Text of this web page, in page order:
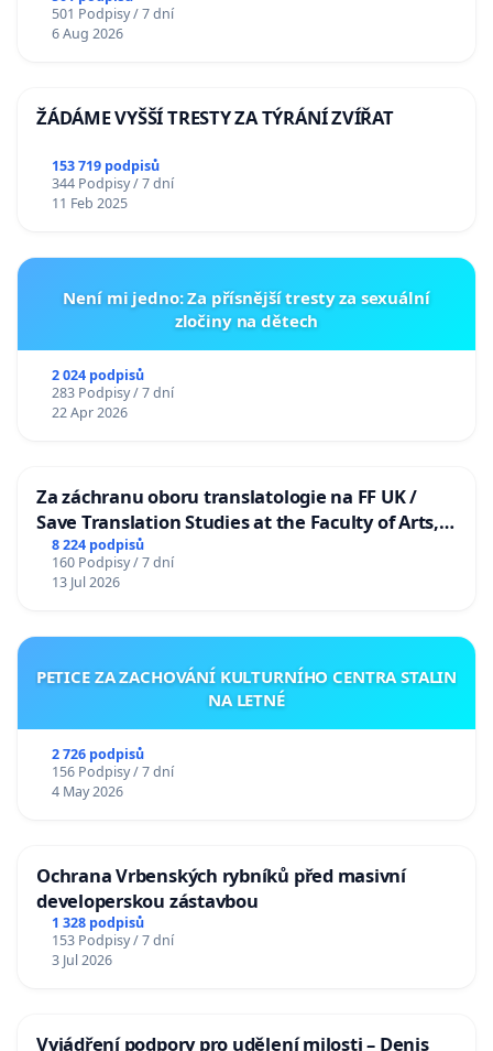
501 Podpisy / 7 dní
6 Aug 2026
ŽÁDÁME VYŠŠÍ TRESTY ZA TÝRÁNÍ ZVÍŘAT
153 719 podpisů
344 Podpisy / 7 dní
11 Feb 2025
Není mi jedno: Za přísnější tresty za sexuální
zločiny na dětech
2 024 podpisů
283 Podpisy / 7 dní
22 Apr 2026
Za záchranu oboru translatologie na FF UK /
Save Translation Studies at the Faculty of Arts,
Charles University
8 224 podpisů
160 Podpisy / 7 dní
13 Jul 2026
PETICE ZA ZACHOVÁNÍ KULTURNÍHO CENTRA STALIN
NA LETNÉ
2 726 podpisů
156 Podpisy / 7 dní
4 May 2026
Ochrana Vrbenských rybníků před masivní
developerskou zástavbou
1 328 podpisů
153 Podpisy / 7 dní
3 Jul 2026
Vyjádření podpory pro udělení milosti – Denis